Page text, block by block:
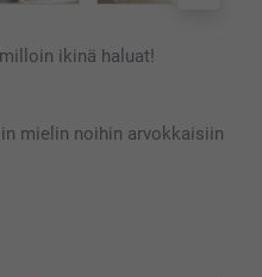
ikinä haluat!
mielin noihin arvokkaisiin